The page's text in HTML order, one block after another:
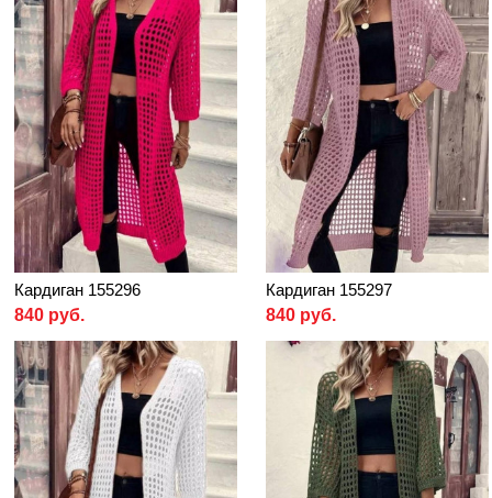
Кардиган 155296
840 руб.
Кардиган 155297
840 руб.